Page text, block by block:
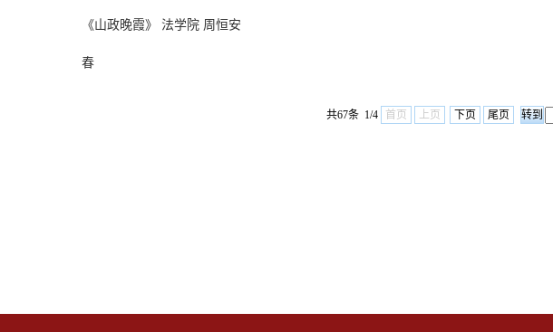
《山政晚霞》 法学院 周恒安
春
共67条 1/4 首页 上页 下页 尾页